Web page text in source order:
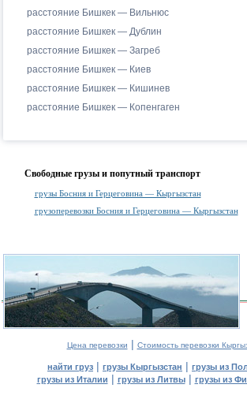
расстояние Бишкек — Вильнюс
расстояние Бишкек — Дублин
расстояние Бишкек — Загреб
расстояние Бишкек — Киев
расстояние Бишкек — Кишинев
расстояние Бишкек — Копенгаген
Свободные грузы и попутный транспорт
грузы Босния и Герцеговина — Кыргызстан
грузоперевозки Босния и Герцеговина — Кыргызстан
Цена перевозки | Стоимость перевозки
найти груз | грузы Кыргызстан | грузы из
грузы из Италии | грузы из Литвы| грузы из